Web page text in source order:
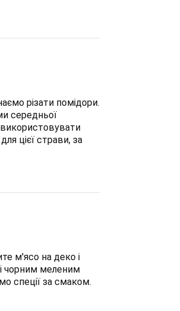
різати помідори.
середньої
цієї страви, за
м'ясо на деко і
чорним меленим
спеції за смаком.